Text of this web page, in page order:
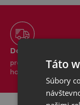
Doprava zadarmo
pre všetky
hodnotou nad 50 €
Táto
Súbory